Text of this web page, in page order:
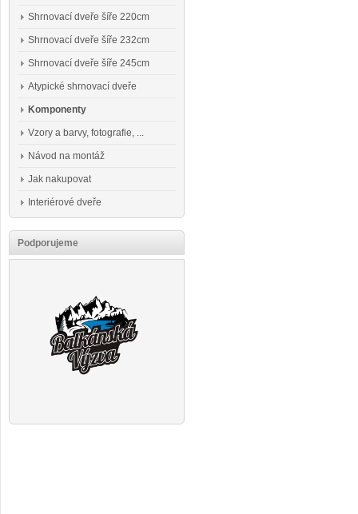
Shrnovací dveře šíře 220cm
Shrnovací dveře šíře 232cm
Shrnovací dveře šíře 245cm
Atypické shrnovací dveře
Komponenty
Vzory a barvy, fotografie, ...
Návod na montáž
Jak nakupovat
Interiérové dveře
Podporujeme